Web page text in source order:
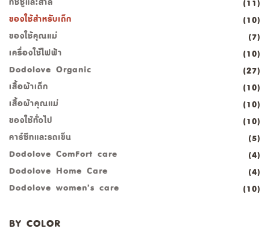
(11)
ของใช้สำหรับเด็ก
(10)
ของใช้คุณแม่
(7)
เครื่องใช้ไฟฟ้า
(10)
Dodolove Organic
(27)
เสื้อผ้าเด็ก
(10)
เสื้อผ้าคุณแม่
(10)
ของใช้ทั่วไป
(10)
คาร์ซีทและรถเข็น
(5)
Dodolove ComFort care
(4)
Dodolove Home Care
(4)
Dodolove women’s care
(10)
BY COLOR